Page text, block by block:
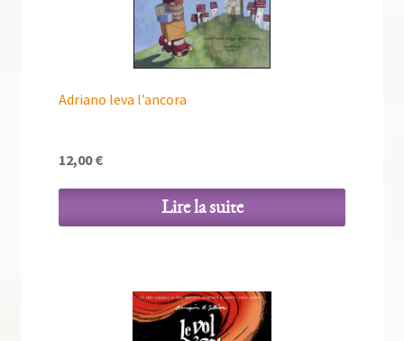
Adriano leva l’ancora
12,00€
Lire la suite